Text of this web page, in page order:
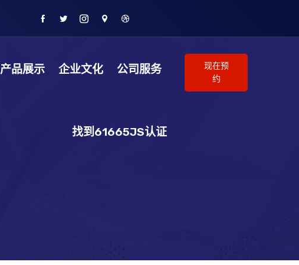
产品展示 企业文化 公司服务
找到61665JS认证
现在预
约